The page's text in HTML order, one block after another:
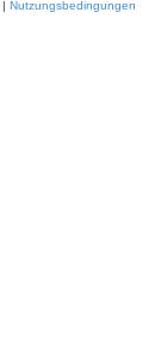
Nutzungsbedingungen